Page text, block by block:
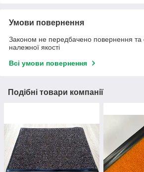
Умови повернення
Законом не передбачено повернення та
належної якості
Всі умови повернення
Подібні товари компанії